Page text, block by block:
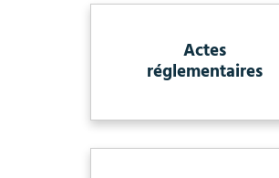
Actes
réglementaires